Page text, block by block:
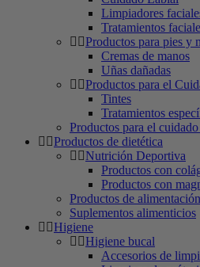
Limpiadores
Tratamientos
Productos para pies y
Cremas de manos
Uñas dañadas
Productos para el
Tintes
Tratamientos
Productos para el
Productos de dietética
Nutrición Deportiva
Productos con
Productos con
Productos de
Suplementos alimenticios
Higiene
Higiene bucal
Accesorios de